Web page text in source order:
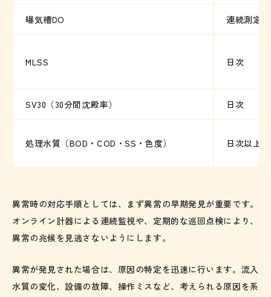
曝気槽DO 連続測定
MLSS 日次
SV30（30分間沈殿率） 日次
処理水質（BOD・COD・SS・色度） 日次以上
異常時の対応手順としては、まず異常の早期発見が重要です。
オンライン計器による連続監視や、定期的な巡回点検により、
異常の兆候を見逃さないようにします。
異常が発見された場合は、原因の特定を迅速に行います。流入
水質の変化、設備の故障、操作ミスなど、考えられる原因を系